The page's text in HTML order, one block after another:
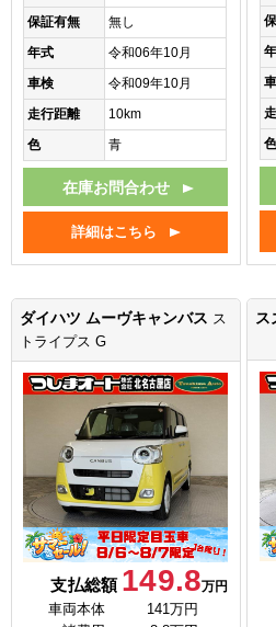
保証有無
無し
年式
令和06年10月
車検
令和09年10月
走行距離
10km
色
青
在庫お問合わせ
詳細はこちら
色
ダイハツ ムーヴキャンバス ス
トライプス G
支払総額 149.8万円
車両本体
141万円
ス